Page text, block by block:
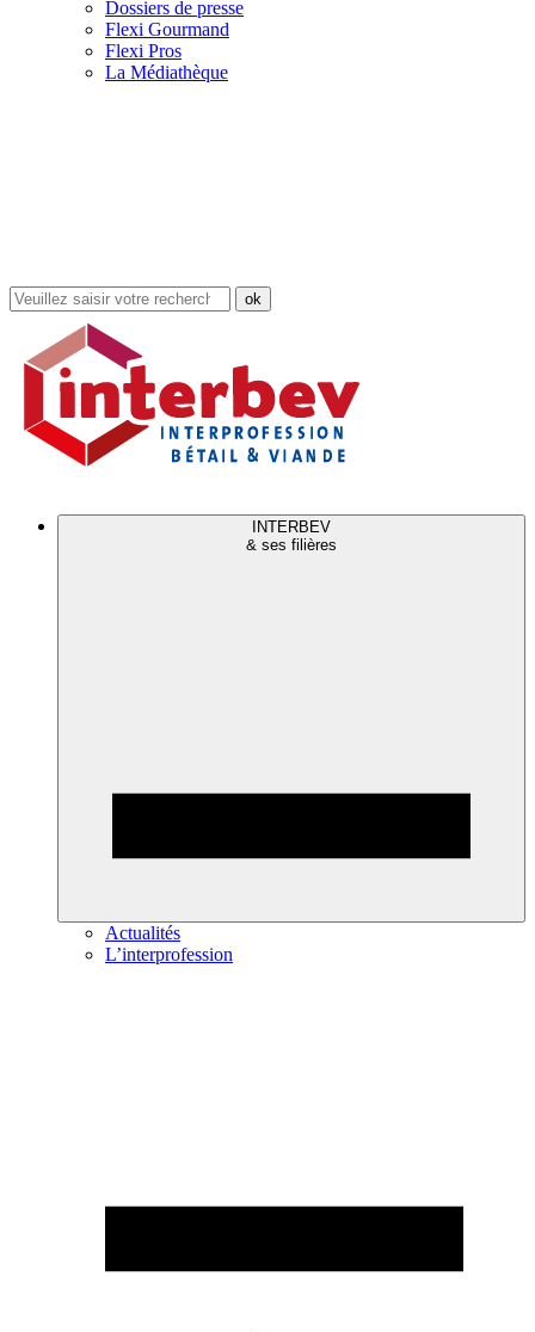
Dossiers de presse
Flexi Gourmand
Flexi Pros
La Médiathèque
Rechercher
dans
site
INTERBEV
& ses filières
Actualités
L’interprofession